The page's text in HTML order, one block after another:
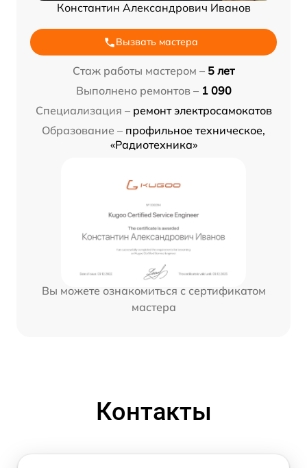
Константин Александрович Иванов
Вызвать мастера
Стаж работы мастером – 5 лет
Выполнено ремонтов – 1 090
Специализация – ремонт электросамокатов
Образование – профильное техническое,
«Радиотехника»
Вы можете ознакомиться с сертификатом
мастера
Контакты